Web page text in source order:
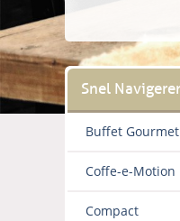
Buffet Gourmet
Coffe-e-Motion
Compact